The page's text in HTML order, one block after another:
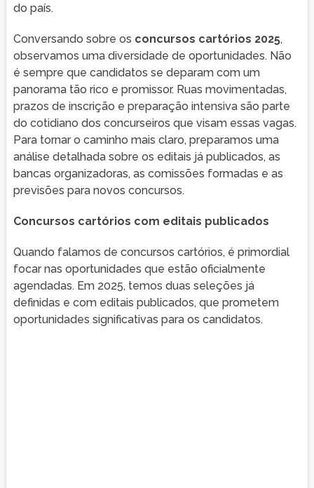
do país.
Conversando sobre os concursos cartórios 2025,
observamos uma diversidade de oportunidades. Não
é sempre que candidatos se deparam com um
panorama tão rico e promissor. Ruas movimentadas,
prazos de inscrição e preparação intensiva são parte
do cotidiano dos concurseiros que visam essas vagas.
Para tornar o caminho mais claro, preparamos uma
análise detalhada sobre os editais já publicados, as
bancas organizadoras, as comissões formadas e as
previsões para novos concursos.
Concursos cartórios com editais publicados
Quando falamos de concursos cartórios, é primordial
focar nas oportunidades que estão oficialmente
agendadas. Em 2025, temos duas seleções já
definidas e com editais publicados, que prometem
oportunidades significativas para os candidatos.